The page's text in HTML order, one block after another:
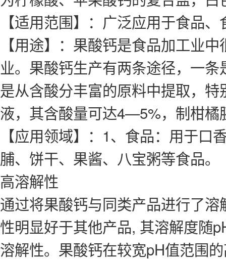
【适用范围】：广泛应用于食品
【用途】：果酸钙是食品加工业
业。果酸钙生产有两条途径，一
是从含酸分丰富的原料中提取，
液，其含酸量可达4—5%，制柑橘
【应用领域】：1、食品：用于
脯、饼干、果酱、八宝粥等食品。
高溶解性
通过将果酸钙与同类产品进行了
性明显好于其他产品, 其溶解度随
溶解性。果酸钙在较宽pH值范围